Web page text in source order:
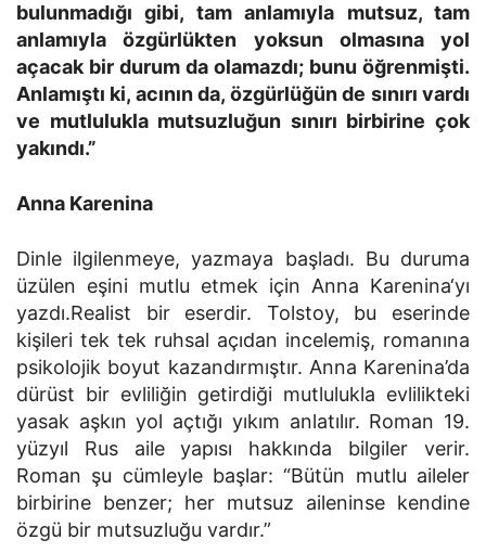
bulunmadığı gibi, tam anlamıyla mutsuz, tam
anlamıyla özgürlükten yoksun olmasına yol
açacak bir durum da olamazdı; bunu öğrenmişti.
Anlamıştı ki, acının da, özgürlüğün de sınırı vardı
ve mutlulukla mutsuzluğun sınırı birbirine çok
yakındı.”
Anna Karenina
Dinle ilgilenmeye, yazmaya başladı. Bu duruma
üzülen eşini mutlu etmek için Anna Karenina‘yı
yazdı.Realist bir eserdir. Tolstoy, bu eserinde
kişileri tek tek ruhsal açıdan incelemiş, romanına
psikolojik boyut kazandırmıştır. Anna Karenina’da
dürüst bir evliliğin getirdiği mutlulukla evlilikteki
yasak aşkın yol açtığı yıkım anlatılır. Roman 19.
yüzyıl Rus aile yapısı hakkında bilgiler verir.
Roman şu cümleyle başlar: “Bütün mutlu aileler
birbirine benzer; her mutsuz aileninse kendine
özgü bir mutsuzluğu vardır.”